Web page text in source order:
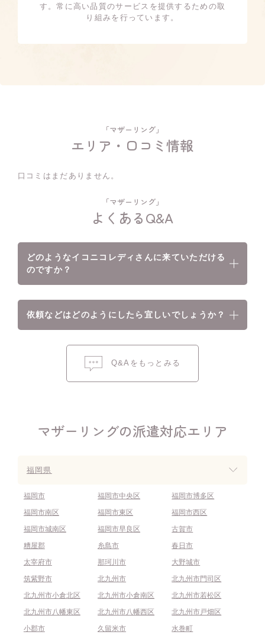
す。常に高い品質のサービスを提供するための取
り組みを行っています。
「マザーリング」
エリア・口コミ情報
口コミはまだありません。
「マザーリング」
よくあるQ&A
どのようなイコニコレディさんに来ていただける
のですか？
依頼などはどのようにしたら宜しいでしょうか？
Q&Aをもっとみる
マザーリングの派遣対応エリア
福岡県
福岡市 福岡市中央区
福岡市博多区
福岡市南区
福岡市東区
福岡市西区
福岡市城南区
福岡市早良区
古賀市
糟屋郡
糸島市
春日市
太宰府市
那珂川市
大野城市
筑紫野市
北九州市
北九州市門司区
北九州市小倉北区
北九州市小倉南区
北九州市若松区
北九州市八幡東区
北九州市八幡西区
北九州市戸畑区
小郡市
久留米市
水巻町